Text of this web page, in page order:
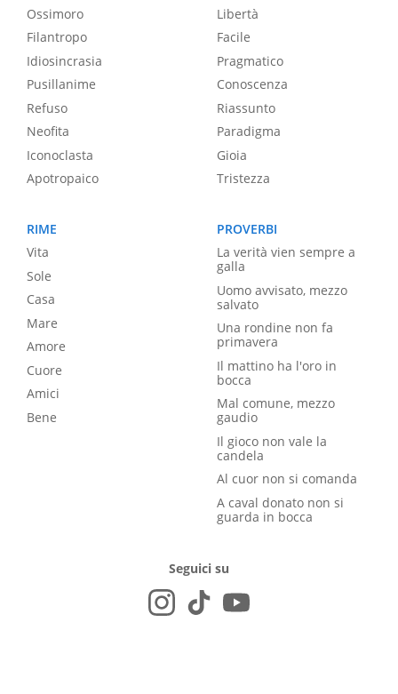
Ossimoro
Filantropo
Idiosincrasia
Pusillanime
Refuso
Neofita
Iconoclasta
Apotropaico
Libertà
Facile
Pragmatico
Conoscenza
Riassunto
Paradigma
Gioia
Tristezza
RIME
Vita
Sole
Casa
Mare
Amore
Cuore
Amici
Bene
PROVERBI
La verità vien sempre a
galla
Uomo avvisato, mezzo
salvato
Una rondine non fa
primavera
Il mattino ha l'oro in
bocca
Mal comune, mezzo
gaudio
Il gioco non vale la
candela
Al cuor non si comanda
A caval donato non si
guarda in bocca
Seguici su